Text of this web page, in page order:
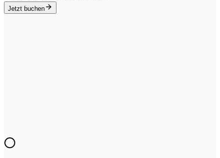
Jetzt buchen